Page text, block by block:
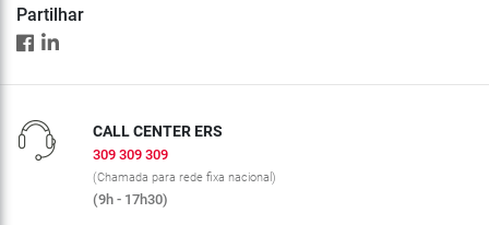
Partilhar
CALL CENTER ERS
309 309 309
(Chamada para rede fixa nacional)
(9h - 17h30)